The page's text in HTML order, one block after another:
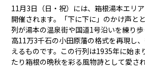
11月3日（日・祝）には、箱根湯本エリ
開催されます。「下に下に」のかけ声と
列が湯本の温泉街や国道1号沿いを練り
高11万3千石の小田原藩の格式を再現し
えるものです。この行列は1935年に始ま
たり箱根の晩秋を彩る風物詩として愛さ